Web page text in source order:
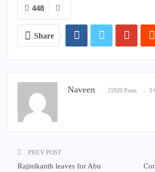
448
Share
Naveen 21920 Posts 0
PREV POST
Rajinikanth leaves for Abu